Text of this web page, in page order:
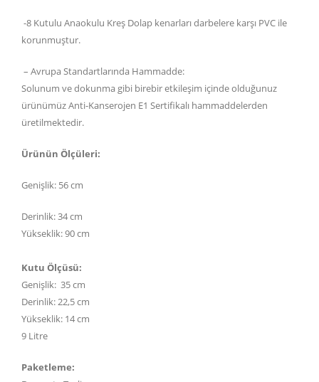
-8 Kutulu Anaokulu Kreş Dolap kenarları darbelere karşı PVC ile
korunmuştur.
– Avrupa Standartlarında Hammadde:
Solunum ve dokunma gibi birebir etkileşim içinde olduğunuz
ürünümüz Anti-Kanserojen E1 Sertifikalı hammaddelerden
üretilmektedir.
Ürünün Ölçüleri:
Genişlik: 56 cm
Derinlik: 34 cm
Yükseklik: 90 cm
Kutu Ölçüsü:
Genişlik: 35 cm
Derinlik: 22,5 cm
Yükseklik: 14 cm
9 Litre
Paketleme: